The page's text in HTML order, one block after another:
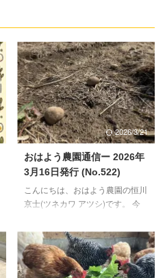
2026/3/21
おはよう農園通信ー 2026年
3月16日発行 (No.522)
こんにちは、おはよう農園の恒川
京士(ツネカワ アツシ)です。 今
から5月いっぱいぐらいまでは、
野菜の作業がメインになる当園で
す。 合間に、来月やってくる初
生雛のお世話、放し飼いスペース